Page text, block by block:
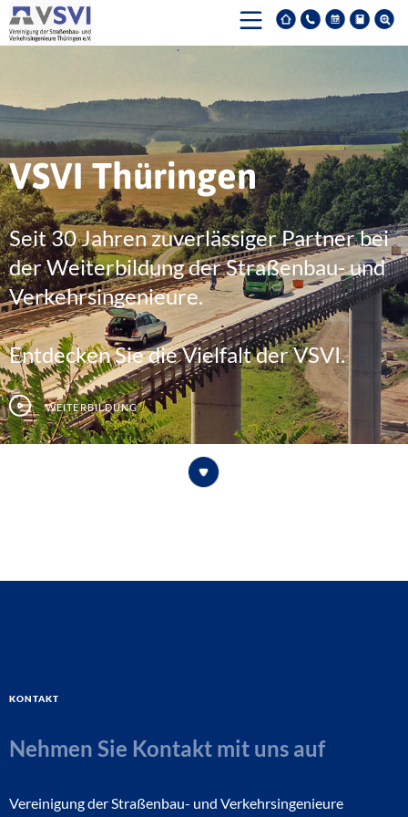
VSVI Thüringen
Seit 30 Jahren zuverlässiger Partner bei
der Weiterbildung der Straßenbau- und
Verkehrsingenieure.
Entdecken Sie die Vielfalt der VSVI.
Weiterbildung
Kontakt
Nehmen Sie Kontakt mit uns auf
Vereinigung der Straßenbau- und Verkehrsingenieure